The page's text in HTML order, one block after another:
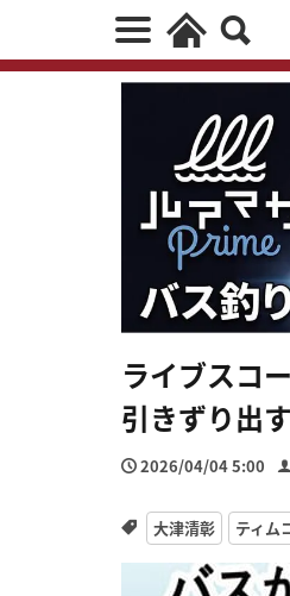
ライブスコ
引きずり出
2026/04/04 5:00
大津清彰 ティム